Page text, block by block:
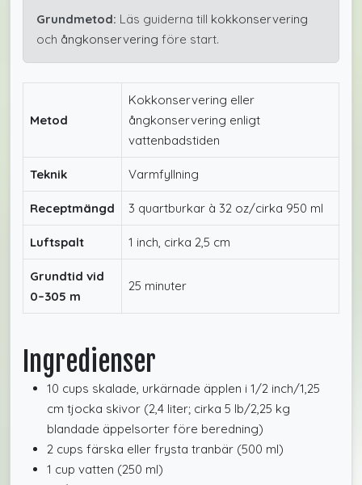
Grundmetod: Läs guiderna till kokkonservering
och ångkonservering före start.
Metod
Kokkonservering eller
ångkonservering enligt
vattenbadstiden
Teknik Varmfyllning
Receptmängd 3 quartburkar à 32 oz/cirka 950 ml
Luftspalt 1 inch, cirka 2,5 cm
Grundtid vid
0–305 m
25 minuter
Ingredienser
10 cups skalade, urkärnade äpplen i 1/2 inch/1,25
cm tjocka skivor (2,4 liter; cirka 5 lb/2,25 kg
blandade äppelsorter före beredning)
2 cups färska eller frysta tranbär (500 ml)
1 cup vatten (250 ml)